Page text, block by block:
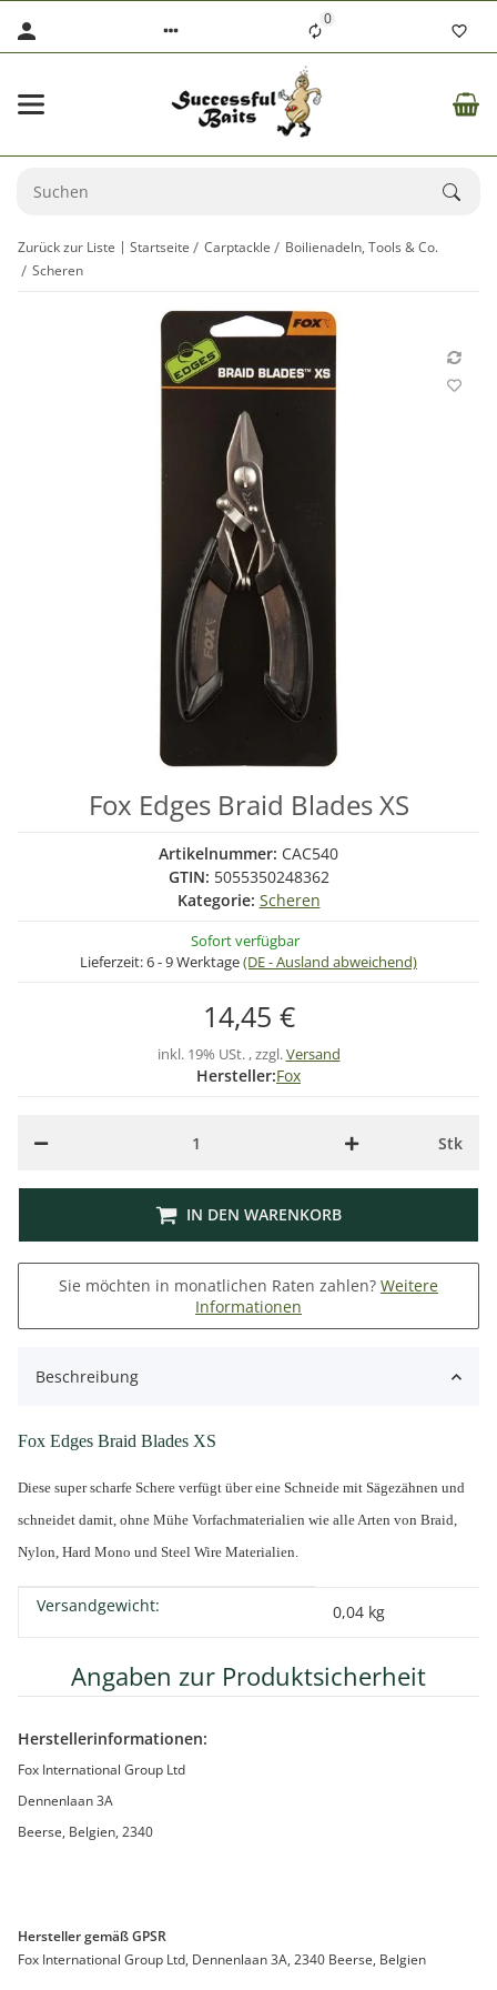
0
Zurück zur Liste Startseite Carptackle
Boilienadeln, Tools & Co.
Scheren
Fox Edges Braid Blades XS
Artikelnummer: CAC540
GTIN: 5055350248362
Kategorie: Scheren
Sofort verfügbar
Lieferzeit:6 - 9 Werktage(DE - Ausland abweichend)
14,45 €
inkl. 19% USt. , zzgl.Versand
Hersteller:Fox
Stk
IN DEN WARENKORB
Sie möchten in monatlichen Raten zahlen? Weitere
Informationen
Beschreibung
Fox Edges Braid Blades XS
Diese super scharfe Schere verfügt über eine Schneide mit Sägezähnen und
schneidet damit, ohne Mühe Vorfachmaterialien wie alle Arten von Braid,
Nylon, Hard Mono und Steel Wire Materialien.
Produkteigenschaft
Wert
Versandgewicht: 0,04 kg
Angaben zur Produktsicherheit
Herstellerinformationen:
Fox International Group Ltd
Dennenlaan 3A
Beerse, Belgien, 2340
Hersteller gemäß GPSR
Fox International Group Ltd, Dennenlaan 3A, 2340 Beerse, Belgien